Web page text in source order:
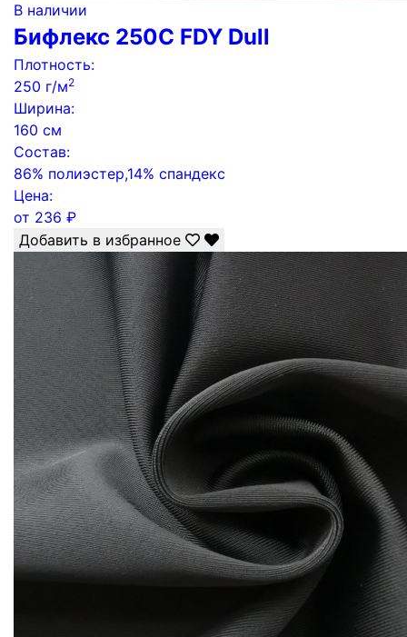
В наличии
Бифлекс 250C FDY Dull
Плотность:
250 г/м2
Ширина:
160 см
Состав:
86% полиэстер,14% спандекс
Цена:
от 236 ₽
Добавить в избранное